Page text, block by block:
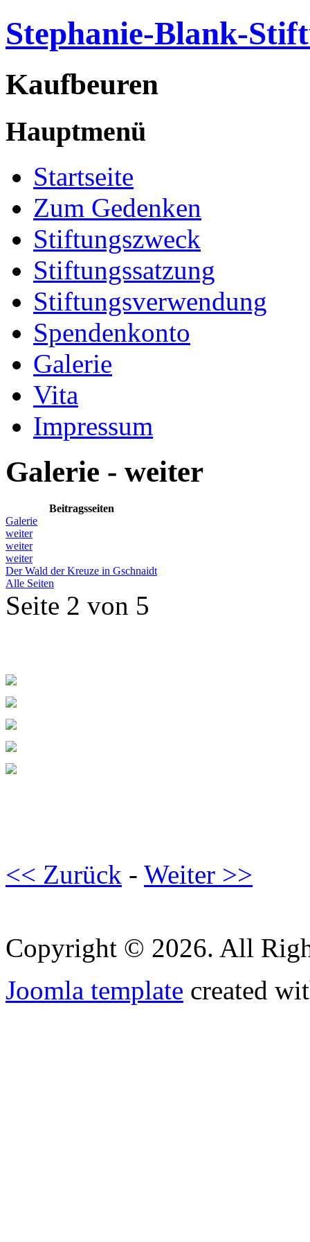
Stephanie-Blank-
Kaufbeuren
Hauptmenü
Startseite
Zum Gedenken
Stiftungszweck
Stiftungssatzung
Stiftungsverwendung
Spendenkonto
Galerie
Vita
Impressum
Galerie - weiter
Beitragsseiten
Galerie
weiter
weiter
weiter
Der Wald der Kreuze in Gschnaidt
Alle Seiten
Seite 2 von 5
<< Zurück - Weiter >>
Copyright © 2026. All
Joomla template created